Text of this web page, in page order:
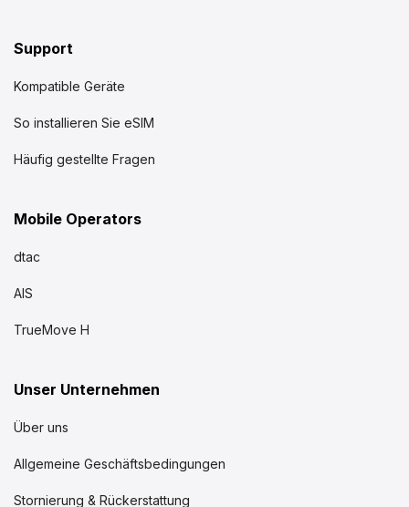
Support
Kompatible Geräte
So installieren Sie eSIM
Häufig gestellte Fragen
Mobile Operators
dtac
AIS
TrueMove H
Unser Unternehmen
Über uns
Allgemeine Geschäftsbedingungen
Stornierung & Rückerstattung